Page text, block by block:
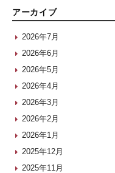
アーカイブ
2026年7月
2026年6月
2026年5月
2026年4月
2026年3月
2026年2月
2026年1月
2025年12月
2025年11月